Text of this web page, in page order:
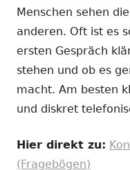
Menschen sehen
anderen. Oft ist es
ersten Gespräch
stehen und ob es
macht. Am besten
und diskret
Hier direkt zu:
(Fragebögen)